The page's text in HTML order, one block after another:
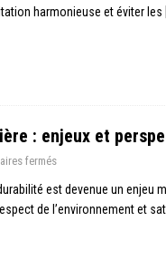
harmonieuse et éviter les
: enjeux et
fermés
est devenue un enjeu
de l’environnement et